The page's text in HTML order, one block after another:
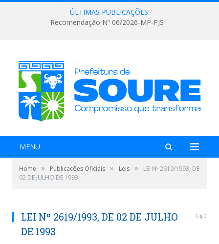
ÚLTIMAS PUBLICAÇÕES:
Recomendação Nº 06/2026-MP-PJS
MENU
Home » Publicações Oficiais » Leis »
LEI Nº 2619/1993, DE
02 DE JULHO DE 1993
LEI Nº 2619/1993, DE 02 DE JULHO
DE 1993
0